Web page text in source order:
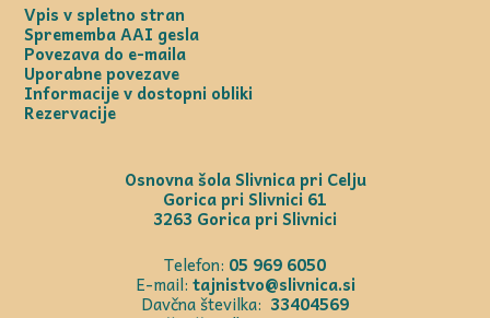
Vpis v spletno stran
Sprememba AAI gesla
Povezava do e-maila
Uporabne povezave
Informacije v dostopni obliki
Rezervacije
Osnovna šola Slivnica pri Celju
Gorica pri Slivnici 61
3263 Gorica pri Slivnici
Telefon: 05 969 6050
E-mail: tajnistvo@slivnica.si
Davčna številka: 33404569